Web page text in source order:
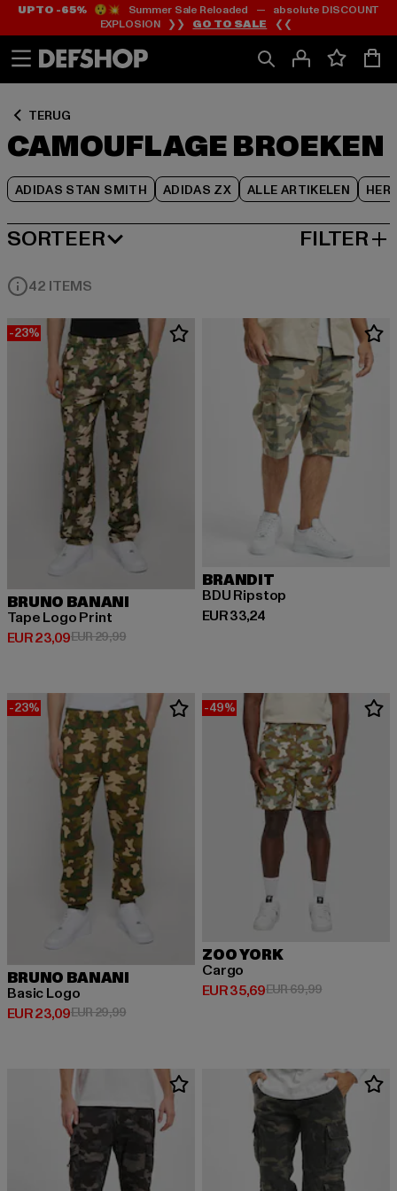
Ga
naar
Ga
naar
UP TO -65%😲💥 Summer Sale Reloaded — absolute DISCOUNT
EXPLOSION ❯❯ GO TO SALE ❮❮
TERUG
CAMOUFLAGE BROEKEN
ADIDAS STAN SMITH ADIDAS ZX ALLE ARTIKELEN
Ga
naar
Rooster
SORTEER
MEEST POPULAIRE FILTER
42 ITEMS
-23%
BRUNO BANANI
Tape Logo Print
EUR 23,09
Huidige prijs: EUR 23,09
EUR 29,99Actieprijs: EUR 29,99
BRANDIT
BDU Ripstop
EUR 33,24
Huidige prijs: EUR 33,24
-23%
BRUNO BANANI
Basic Logo
EUR 23,09
Huidige prijs: EUR 23,09
EUR 29,99Actieprijs: EUR 29,99
-49%
ZOO YORK
Cargo
EUR 35,69
Huidige prijs: EUR 35,69
EUR 69,99Actieprijs: